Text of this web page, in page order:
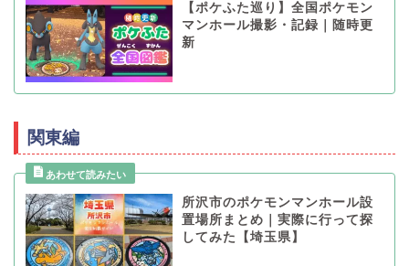
【ポケふた巡り】全国ポケモン
マンホール撮影・記録｜随時更
新
関東編
所沢市のポケモンマンホール設
置場所まとめ｜実際に行って探
してみた【埼玉県】